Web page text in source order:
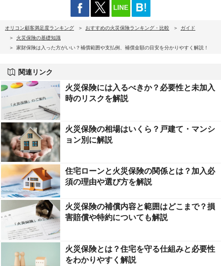
オリコン顧客満足度ランキング おすすめの火災保険ランキング・比較
ガイド
火災保険の基礎知識
家財保険は入った方がいい？補償範囲や支払例、補償金額の目安を分かりやすく解説！
関連リンク
火災保険には入るべきか？必要性と未加入
時のリスクを解説
火災保険の相場はいくら？戸建て・マンシ
ョン別に解説
住宅ローンと火災保険の関係とは？加入必
須の理由や選び方を解説
火災保険の補償内容と範囲はどこまで？損
害賠償や特約についても解説
火災保険とは？住宅を守る仕組みと必要性
をわかりやすく解説